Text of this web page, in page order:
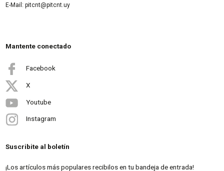
E-Mail: pitcnt@pitcnt.uy
Mantente conectado
Facebook
X
Youtube
Instagram
Suscribite al boletín
¡Los artículos más populares recibilos en tu bandeja de entrada!